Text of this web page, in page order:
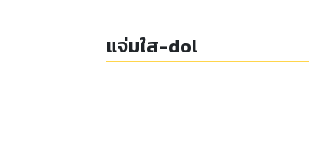
แจ่มใส-dol